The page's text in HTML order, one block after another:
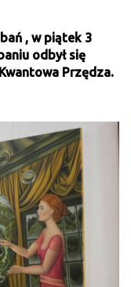
, w piątek 3
odbył się
Przędza.